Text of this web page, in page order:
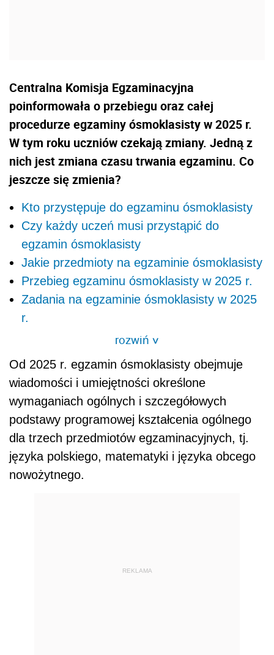
Centralna Komisja Egzaminacyjna
poinformowała o przebiegu oraz całej
procedurze egzaminy ósmoklasisty w 2025 r.
W tym roku uczniów czekają zmiany. Jedną z
nich jest zmiana czasu trwania egzaminu. Co
jeszcze się zmienia?
Kto przystępuje do egzaminu ósmoklasisty
Czy każdy uczeń musi przystąpić do
egzamin ósmoklasisty
Jakie przedmioty na egzaminie ósmoklasisty
Przebieg egzaminu ósmoklasisty w 2025 r.
Zadania na egzaminie ósmoklasisty w 2025
r.
rozwiń>
Od 2025 r. egzamin ósmoklasisty obejmuje
wiadomości i umiejętności określone
wymaganiach ogólnych i szczegółowych
podstawy programowej kształcenia ogólnego
dla trzech przedmiotów egzaminacyjnych, tj.
języka polskiego, matematyki i języka obcego
nowożytnego.
REKLAMA